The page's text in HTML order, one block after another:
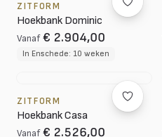
ZITFORM
Hoekbank Dominic
Vanaf € 2.904,00
In Enschede: 10 weken
ZITFORM
Hoekbank Casa
Vanaf € 2.526,00